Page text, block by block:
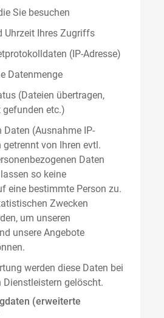
Sie besuchen
Uhrzeit Ihres Zugriffs
(IP-Adresse)
Datenmenge
(Dateien übertragen,
gefunden etc.)
Daten (Ausnahme IP-
getrennt von Ihren evtl.
Daten
so keine
eine bestimmte Person zu.
Zwecken
um unseren
unsere Angebote
werden diese Daten bei
Dienstleistern gelöscht.
(erweiterte